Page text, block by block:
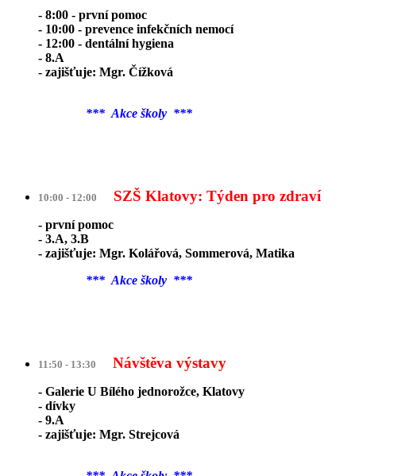
- 8:00 - první pomoc
- 10:00 - prevence infekčních nemocí
- 12:00 - dentální hygiena
- 8.A
- zajišťuje: Mgr. Čížková
*** Akce školy ***
10:00 - 12:00 SZŠ Klatovy: Týden pro zdraví
- první pomoc
- 3.A, 3.B
- zajišťuje: Mgr. Kolářová, Sommerová, Matika
*** Akce školy ***
11:50 - 13:30 Návštěva výstavy
- Galerie U Bílého jednorožce, Klatovy
- dívky
- 9.A
- zajišťuje: Mgr. Strejcová